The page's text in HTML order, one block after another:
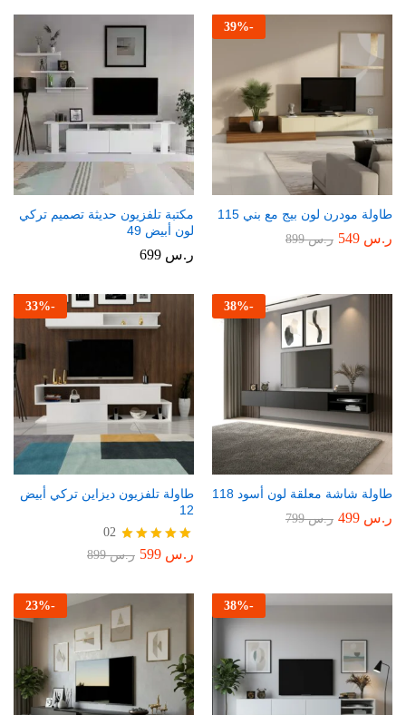
-
39%
طاولة مودرن لون بيج مع بني 115
ر.س ر.س899
مكتبة تلفزيون حديثة تصميم تركي
لون أبيض 49
ر.س
-
38%
طاولة شاشة معلقة لون أسود 118
ر.س ر.س799
-
33%
طاولة تلفزيون ديزاين تركي أبيض
12
تم التقييم
02
ر.س ر.س899
-
38%
-
23%